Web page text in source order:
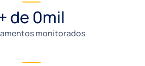
de 0mil
monitorados